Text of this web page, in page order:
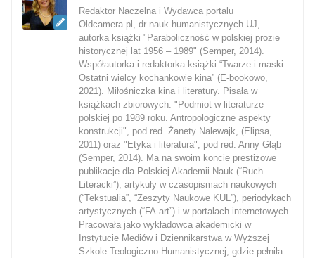
Redaktor Naczelna i Wydawca portalu
Oldcamera.pl, dr nauk humanistycznych UJ,
autorka książki "Paraboliczność w polskiej prozie
historycznej lat 1956 – 1989" (Semper, 2014).
Współautorka i redaktorka książki “Twarze i maski.
Ostatni wielcy kochankowie kina” (E-bookowo,
2021). Miłośniczka kina i literatury. Pisała w
książkach zbiorowych: "Podmiot w literaturze
polskiej po 1989 roku. Antropologiczne aspekty
konstrukcji", pod red. Żanety Nalewajk, (Elipsa,
2011) oraz "Etyka i literatura", pod red. Anny Głąb
(Semper, 2014). Ma na swoim koncie prestiżowe
publikacje dla Polskiej Akademii Nauk (“Ruch
Literacki”), artykuły w czasopismach naukowych
(“Tekstualia”, “Zeszyty Naukowe KUL”), periodykach
artystycznych (“FA-art”) i w portalach internetowych.
Pracowała jako wykładowca akademicki w
Instytucie Mediów i Dziennikarstwa w Wyższej
Szkole Teologiczno-Humanistycznej, gdzie pełniła